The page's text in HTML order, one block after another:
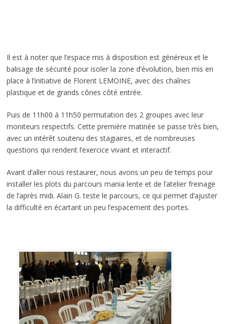
Il est à noter que l’espace mis à disposition est généreux et le
balisage de sécurité pour isoler la zone d’évolution, bien mis en
place à l’initiative de Florent LEMOINE, avec des chaînes
plastique et de grands cônes côté entrée.
Puis de 11h00 à 11h50 permutation des 2 groupes avec leur
moniteurs respectifs. Cette première matinée se passe très bien,
avec un intérêt soutenu des stagiaires, et de nombreuses
questions qui rendent l’exercice vivant et interactif.
Avant d’aller nous restaurer, nous avons un peu de temps pour
installer les plots du parcours mania lente et de l’atelier freinage
de l’après midi. Alain G. teste le parcours, ce qui permet d’ajuster
la difficulté en écartant un peu l’espacement des portes.